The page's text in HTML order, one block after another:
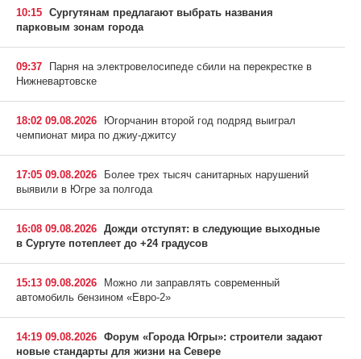
10:15 Сургутянам предлагают выбрать названия
парковым зонам города
09:37
Парня на электровелосипеде сбили на перекрестке в
Нижневартовске
18:02 09.08.2026
Югорчанин второй год подряд выиграл
чемпионат мира по джиу-джитсу
17:05 09.08.2026
Более трех тысяч санитарных нарушений
выявили в Югре за полгода
16:08 09.08.2026 Дожди отступят: в следующие выходные
в Сургуте потеплеет до +24 градусов
15:13 09.08.2026
Можно ли заправлять современный
автомобиль бензином «Евро-2»
14:19 09.08.2026 Форум «Города Югры»: строители задают
новые стандарты для жизни на Севере